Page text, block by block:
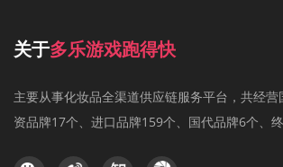
关于多乐游戏跑得快
主要从事化妆品全渠道供应链服务平台，共经
资品牌17个、进口品牌159个、国代品牌6个、终